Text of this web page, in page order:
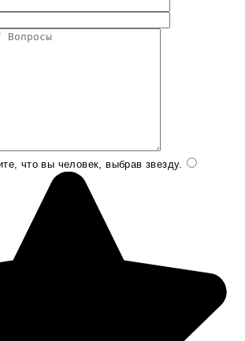
что вы человек, выбрав звезду.